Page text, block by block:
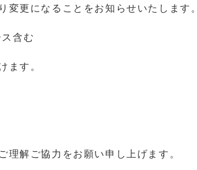
更になることをお知らせいたします。
含む
ます。
理解ご協力をお願い申し上げます。